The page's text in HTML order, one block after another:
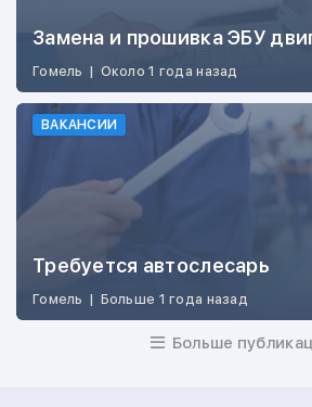
Замена и прошивка ЭБУ
Гомель | Около 1 года назад
ВАКАНСИИ
Требуется автослесарь
Гомель | Больше 1 года назад
Больше